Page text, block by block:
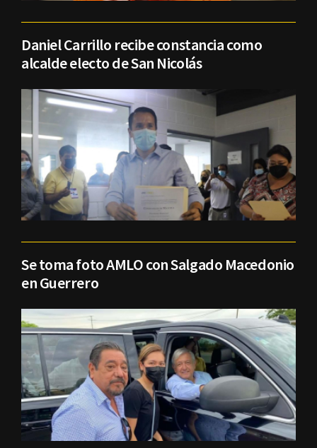
Daniel Carrillo recibe constancia como
alcalde electo de San Nicolás
Se toma foto AMLO con Salgado Macedonio
en Guerrero